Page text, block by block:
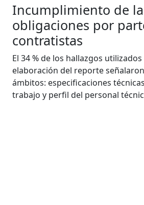
Incumplimiento de
obligaciones por
contratistas
El 34 % de los hallazgos
elaboración del reporte
ámbitos: especificaciones
trabajo y perfil del personal